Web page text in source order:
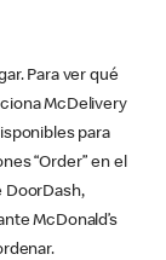
Para ver qué
McDelivery
para
“Order” en el
DoorDash,
McDonald’s